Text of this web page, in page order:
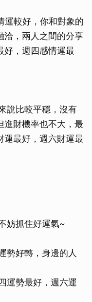
運較好，你和對象的
洽，兩人之間的分享
好，週四感情運最
說比較平穩，沒有
進財機率也不大，最
運最好，週六財運最
妨抓住好運氣~
勢好轉，身邊的人
運勢最好，週六運